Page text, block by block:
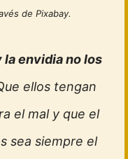
de Pixabay.
la envidia no los
ellos tengan
el mal y que el
sea siempre el